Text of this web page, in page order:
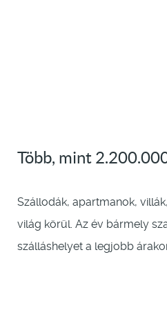
Több, mint
Szállodák, apartmanok,
világ körül. Az év bármely
szálláshelyet a legjobb